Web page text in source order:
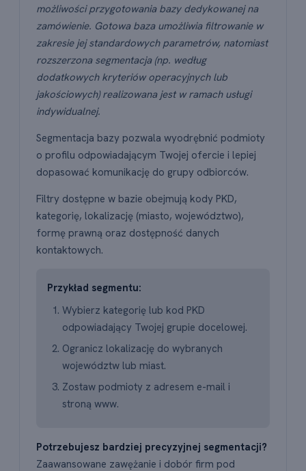
możliwości przygotowania bazy dedykowanej na
zamówienie. Gotowa baza umożliwia filtrowanie w
zakresie jej standardowych parametrów, natomiast
rozszerzona segmentacja (np. według
dodatkowych kryteriów operacyjnych lub
jakościowych) realizowana jest w ramach usługi
indywidualnej.
Segmentacja bazy pozwala wyodrębnić podmioty
o profilu odpowiadającym Twojej ofercie i lepiej
dopasować komunikację do grupy odbiorców.
Filtry dostępne w bazie obejmują kody PKD,
kategorię, lokalizację (miasto, województwo),
formę prawną oraz dostępność danych
kontaktowych.
Przykład segmentu:
Wybierz kategorię lub kod PKD
odpowiadający Twojej grupie docelowej.
Ogranicz lokalizację do wybranych
województw lub miast.
Zostaw podmioty z adresem e-mail i
stroną www.
Potrzebujesz bardziej precyzyjnej segmentacji?
Zaawansowane zawężanie i dobór firm pod